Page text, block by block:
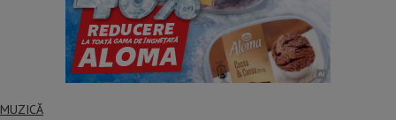
MUZICĂ